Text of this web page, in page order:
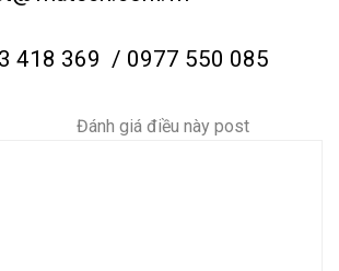
418 369 / 0977 550 085
Đánh giá điều này post